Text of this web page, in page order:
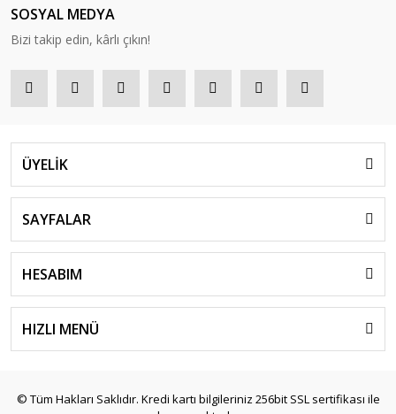
SOSYAL MEDYA
Bizi takip edin, kârlı çıkın!
ÜYELİK
SAYFALAR
HESABIM
HIZLI MENÜ
© Tüm Hakları Saklıdır. Kredi kartı bilgileriniz 256bit SSL sertifikası ile